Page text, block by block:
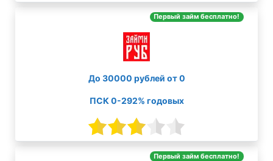
Первый займ бесплатно!
До 30000 рублей от 0
ПСК 0-292% годовых
Первый займ бесплатно!